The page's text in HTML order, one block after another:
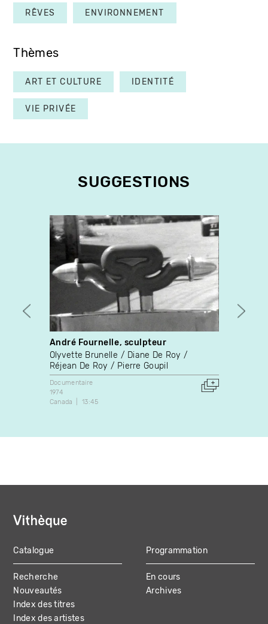
RÊVES ENVIRONNEMENT
Thèmes
ART ET CULTURE IDENTITÉ
VIE PRIVÉE
SUGGESTIONS
André Fournelle, sculpteur
Olyvette Brunelle
Diane De Roy
Réjean De Roy
Pierre Goupil
Documentaire
1974
Canada
13:45
MAIN
NAVIGATION
Catalogue
Recherche
Nouveautés
Index des titres
Index des artistes
Programmation
En cours
Archives